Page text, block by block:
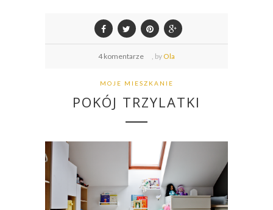
4 komentarze by Ola
MOJE MIESZKANIE
POKÓJ TRZYLATKI